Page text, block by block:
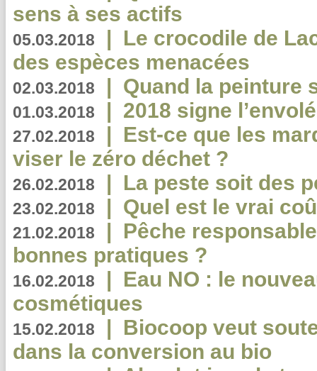
sens à ses actifs
05.03.2018 | Le crocodile de
des espèces menacées
02.03.2018 | Quand la peinture
01.03.2018 | 2018 signe
27.02.2018 | Est-ce que les
viser le zéro déchet ?
26.02.2018 | La peste soit des
23.02.2018 | Quel est le vrai
21.02.2018 | Pêche
bonnes pratiques ?
16.02.2018 | Eau NO : le
cosmétiques
15.02.2018 | Biocoop veut
dans la conversion au bio